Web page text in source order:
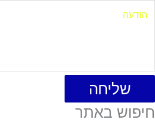
שליחה
חיפוש באתר